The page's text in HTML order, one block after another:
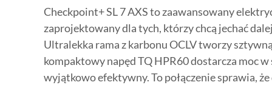
Checkpoint+ SL 7 AXS to zaawansowany
zaprojektowany dla tych, którzy chcą jechać
Ultralekka rama z karbonu OCLV tworzy
kompaktowy napęd TQ HPR60 dostarcza moc
wyjątkowo efektywny. To połączenie sprawia,